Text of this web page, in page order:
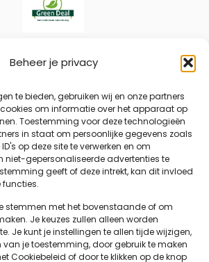
Beheer je privacy
te bieden, gebruiken wij en onze partners
om informatie over het apparaat op
Toestemming voor deze technologieën
in staat om persoonlijke gegevens zoals
op deze site te verwerken en om
niet-gepersonaliseerde advertenties te
geeft of deze intrekt, kan dit invloed
stemmen met het bovenstaande of om
Je keuzes zullen alleen worden
Je kunt je instellingen te allen tijde wijzigen,
van je toestemming, door gebruik te maken
Cookiebeleid of door te klikken op de knop
Verschuur
is partner
Green
Deal:
samenwerken
aan
duurzame
zorg en
naar zorg
met
minimale
impact
Klarna Visa
Bank
Transfer
Sepa
Apple
Pay
Google
Pay
©2026 Eelke Verschuur